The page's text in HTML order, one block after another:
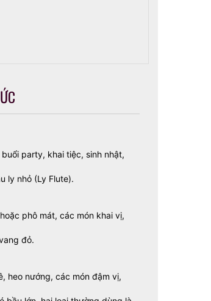
party, khai tiệc, sinh nhật,
ly nhỏ (Ly Flute).
phô mát, các món khai vị,
đỏ.
heo nướng, các món đậm vị,